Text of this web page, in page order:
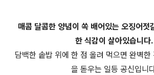
매콤 달콤한 양념이 쏙 배어있는 오징어젓
한 식감이 살아있습니다.
담백한 솥밥 위에 한 점 올려 먹으면 완벽
을 돋우는 일등 공신입니